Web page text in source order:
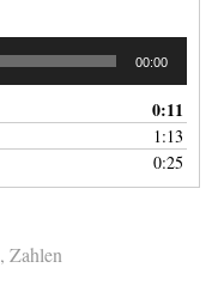
00:00
0:11
1:13
0:25
, Zahlen